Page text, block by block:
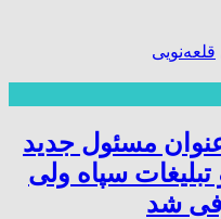
قلعه‌نویی
مسئول جدید
سپاه ولی
شد